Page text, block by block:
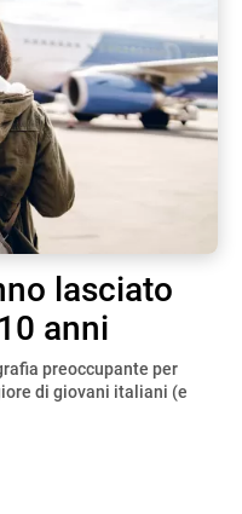
lasciato
anni
preoccupante per
di giovani italiani (e